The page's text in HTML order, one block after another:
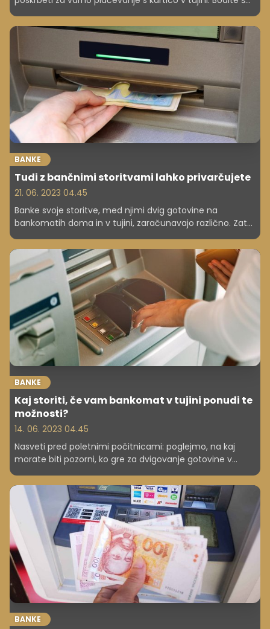
posebej pozorni na to!
BANKE
Tudi z bančnimi storitvami lahko privarčujete
21. 06. 2023 04.45
Banke svoje storitve, med njimi dvig gotovine na
bankomatih doma in v tujini, zaračunavajo različno. Zato
zveza potrošnikov in združenje bank svetujeta
potrošnikom, naj cene vnaprej preverijo pri svojih bankah.
Dvig na napačnem bankomatu ali z napačno kartico je
lahko precej drag.
BANKE
Kaj storiti, če vam bankomat v tujini ponudi te
možnosti?
14. 06. 2023 04.45
Nasveti pred poletnimi počitnicami: poglejmo, na kaj
morate biti pozorni, ko gre za dvigovanje gotovine v
državah, ki nimajo evra.
BANKE